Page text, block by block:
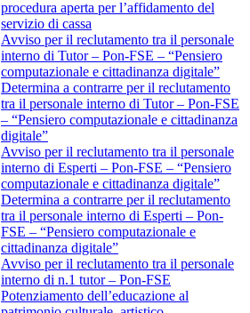
procedura aperta per l’affidamento del
servizio di cassa
Avviso per il reclutamento tra il personale
interno di Tutor – Pon-FSE – “Pensiero
computazionale e cittadinanza digitale”
Determina a contrarre per il reclutamento
tra il personale interno di Tutor – Pon-FSE
– “Pensiero computazionale e cittadinanza
digitale”
Avviso per il reclutamento tra il personale
interno di Esperti – Pon-FSE – “Pensiero
computazionale e cittadinanza digitale”
Determina a contrarre per il reclutamento
tra il personale interno di Esperti – Pon-
FSE – “Pensiero computazionale e
cittadinanza digitale”
Avviso per il reclutamento tra il personale
interno di n.1 tutor – Pon-FSE
Potenziamento dell’educazione al